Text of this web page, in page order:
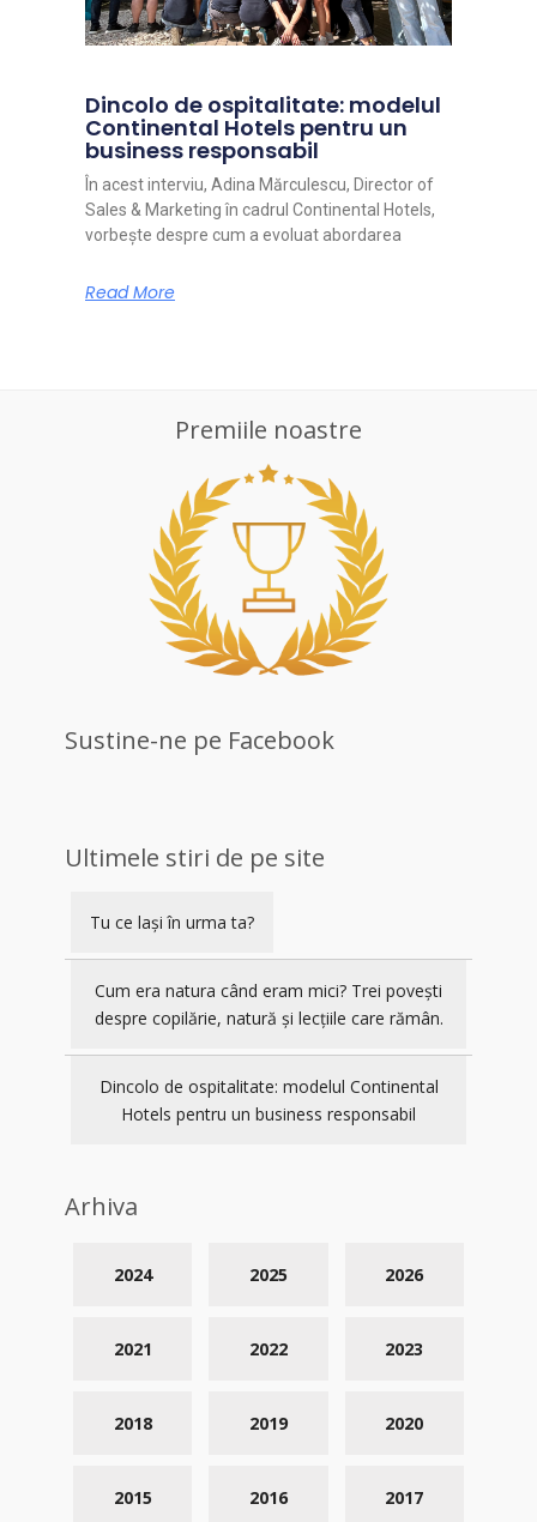
Dincolo de ospitalitate: modelul
Continental Hotels pentru un
business responsabil
În acest interviu, Adina Mărculescu, Director of
Sales & Marketing în cadrul Continental Hotels,
vorbește despre cum a evoluat abordarea
Read More
Premiile noastre
Sustine-ne pe Facebook
Ultimele stiri de pe site
Tu ce lași în urma ta?
Cum era natura când eram mici? Trei povești
despre copilărie, natură și lecțiile care rămân.
Dincolo de ospitalitate: modelul Continental
Hotels pentru un business responsabil
Arhiva
2026
2025
2024
2023
2022
2021
2020
2019
2018
2017
2016
2015